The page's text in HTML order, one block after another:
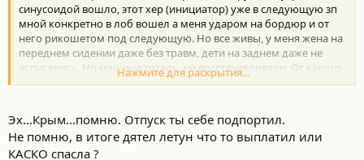
синусоидой вошло, этот хер (инициатор) уже в следующую зп
мной конкретно в лоб вошел а меня ударом на бордюр и от
него рикошетом под следующую. Но все живы, у меня жена на
переднем сидении даже без травм, дети на заднем даже не
испугались. Но машина тоталь, не восстанавливали. От какого
из ударов мост отлетел не знаю
Нажмите для раскрытия...
Эх...Крым...помню. Отпуск ты себе подпортил.
Не помню, в итоге дятел летун что то выплатил или
КАСКО спасла ?